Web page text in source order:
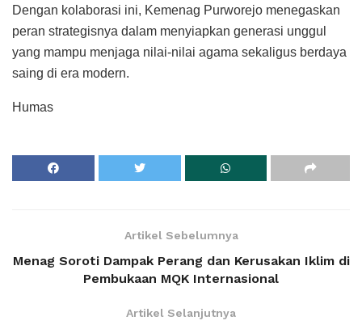
Dengan kolaborasi ini, Kemenag Purworejo menegaskan
peran strategisnya dalam menyiapkan generasi unggul
yang mampu menjaga nilai-nilai agama sekaligus berdaya
saing di era modern.
Humas
Artikel Sebelumnya
Menag Soroti Dampak Perang dan Kerusakan Iklim di
Pembukaan MQK Internasional
Artikel Selanjutnya